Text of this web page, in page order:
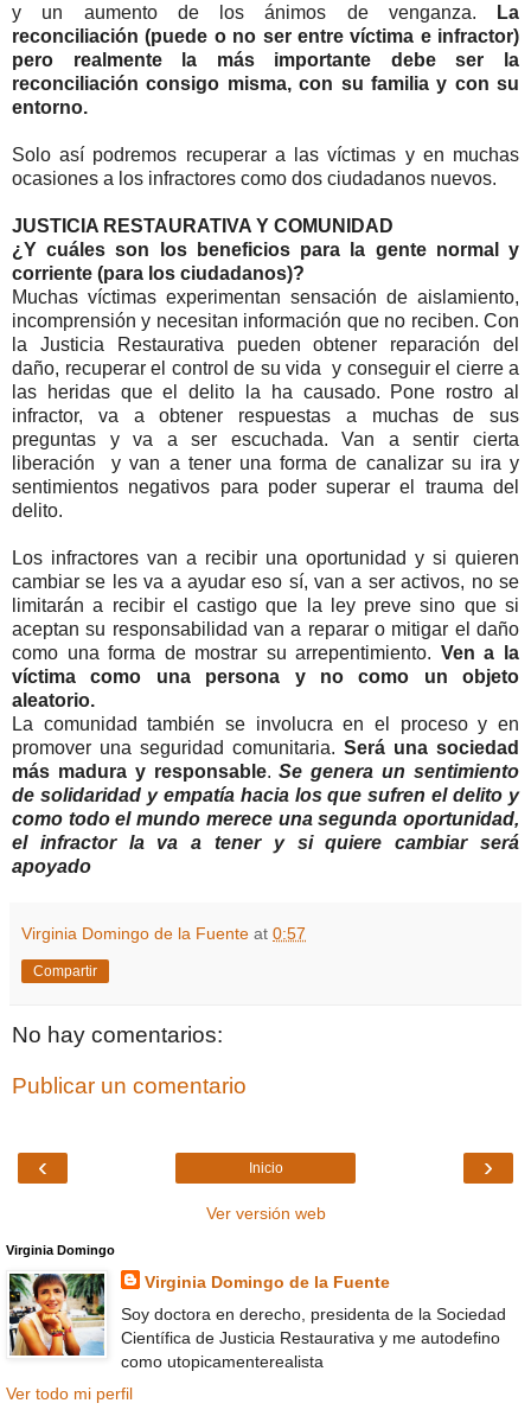
y un aumento de los ánimos de venganza.
La
reconciliación (puede o no ser entre víctima e infractor)
pero realmente la más importante debe ser la
reconciliación consigo misma, con su familia y con su
entorno.
Solo así podremos recuperar a las víctimas y en muchas
ocasiones a los infractores como dos ciudadanos nuevos.
JUSTICIA RESTAURATIVA Y COMUNIDAD
¿Y cuáles son los beneficios para la gente normal y
corriente (para los ciudadanos)?
Muchas víctimas experimentan sensación de aislamiento,
incomprensión y necesitan información que no reciben. Con
la Justicia Restaurativa pueden obtener reparación del
daño, recuperar el control de su vida y conseguir el cierre a
las heridas que el delito la ha causado. Pone rostro al
infractor, va a obtener respuestas a muchas de sus
preguntas y va a ser escuchada. Van a sentir cierta
liberación y van a tener una forma de canalizar su ira y
sentimientos negativos para poder superar el trauma del
delito.
Los infractores van a recibir una oportunidad y si quieren
cambiar se les va a ayudar eso sí, van a ser activos, no se
limitarán a recibir el castigo que la ley preve sino que si
aceptan su responsabilidad van a reparar o mitigar el daño
como una forma de mostrar su arrepentimiento. Ven a la
víctima como una persona y no como un objeto
aleatorio.
La comunidad también se involucra en el proceso y en
promover una seguridad comunitaria. Será una sociedad
más madura y responsable.Se genera un sentimiento
de solidaridad y empatía hacia los que sufren el delito y
como todo el mundo merece una segunda oportunidad,
el infractor la va a tener y si quiere cambiar será
apoyado
Virginia Domingo de la Fuente at 0:57
Compartir
No hay comentarios:
Publicar un comentario
‹ ›
Inicio
Ver versión web
Virginia Domingo
Virginia Domingo de la Fuente
Soy doctora en derecho, presidenta de la Sociedad
Científica de Justicia Restaurativa y me autodefino
como utopicamenterealista
Ver todo mi perfil